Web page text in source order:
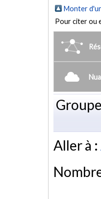
Monter
Pour citer ou
Aller à :